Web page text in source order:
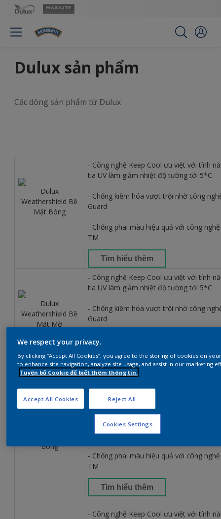
Dulux sản phẩm
Các dòng sản phẩm từ Dulux
Dulux
Weathershield Bề
Mặt Bóng
- Công nghệ Keep Cool ưu việt với tính
tia UV làm giảm nhiệt độ tường tới 5*C
- Chống kiềm hóa vượt trội nhờ công
Guard
- Chống phai màu hiệu quả với công
TM
Tìm hiểu thêm
Dulux
Weathershield Bề
Mặt Mờ
- Công nghệ Keep Cool ưu việt với tính
tia UV làm giảm nhiệt độ tường tới 5*C
- Chống kiềm hóa vượt trội nhờ công
Guard
- Chống phai màu hiệu quả với công
Tìm hiểu thêm
Bóng
tia UV làm giảm nhiệt độ tường tới 5*C
- Chống kiềm hóa vượt trội nhờ công
Guard
- Chống phai màu hiệu quả với công
TM
Tìm hiểu thêm
- Công nghệ Keep Cool ưu việt với tính
We respect your privacy.
By clicking “Accept All Cookies”, you agree to the storing of cookies on
to enhance site navigation, analyze site usage, and assist in our marketing
Tuyên bố Cookie để biết thêm thông tin.
Reject All
Accept All Cookies
Cookies Settings